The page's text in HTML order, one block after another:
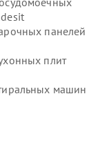
панелей
плит
машин